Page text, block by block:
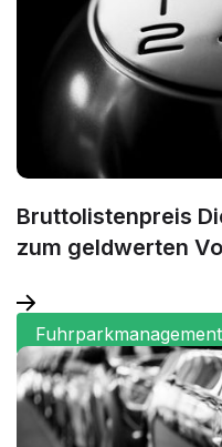
Bruttolistenpreis
zum geldwerten
Fuhrparkmanagement